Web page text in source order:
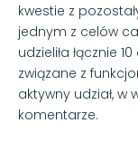
kwestie z
jednym z celów
udzieliła łącznie
związane z
aktywny udział,
komentarze.